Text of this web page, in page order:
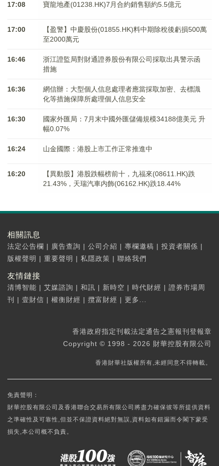
17:08 寶龍地產(01238.HK)7月合約銷售額約5.5億元
17:00
【盈警】中慶股份(01855.HK)料中期除稅後虧損500萬
至2000萬元
16:46
浙江證監局對財通證券股份有限公司採取出具警示函
措施
16:36
網信辦：大型個人信息處理者應當採取加密、去標識
化等措施保障所處理個人信息安全
16:30
國家外匯局：7月末中國外匯儲備規模34188億美元 升
幅0.07%
16:24 山金國際：港股上市工作正常推進中
16:20
【異動股】港股跌幅榜前十，九福來(08611.HK)跌
21.43%，天瑞汽車内飾(06162.HK)跌18.44%
相關訊息
法定公告欄 | 廣告查詢 | 公司介紹 | 專欄邀稿 | 投資者關係 |
版權聲明 | 重要聲明 | 私隱政策 | 聯絡我們
友情鏈接
清博智能 | 艾媒諮詢 | 和訊 | 新時空 | 時代財經 | 證券市場周
刊
| 壹財信 | 權衡財經 | 攬富財經 | 更多...
香港政府指定刊載法定通告之憲報刊登報章
Copyright © 1998 - 2026 財華控股有限公司
香港財華社版權所有,未經同意不得轉載。
免責聲明：
財華控股有限公司及香港聯合交易所有限公司將盡力確保彼等所提供資料
之準確性及可靠性,但並不保證資料絕對無誤,資料如有錯漏而令閣下蒙受
損失,本公司概不負責。